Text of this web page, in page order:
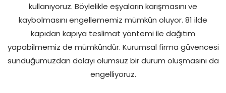
kullanıyoruz. Böylelikle eşyaların karışmasını ve
kaybolmasını engellememiz mümkün oluyor. 81 ilde
kapıdan kapıya teslimat yöntemi ile dağıtım
yapabilmemiz de mümkündür. Kurumsal firma güvencesi
sunduğumuzdan dolayı olumsuz bir durum oluşmasını da
engelliyoruz.